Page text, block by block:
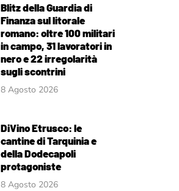
Blitz della Guardia di
Finanza sul litorale
romano: oltre 100 militari
in campo, 31 lavoratori in
nero e 22 irregolarità
sugli scontrini
8 Agosto 2026
DiVino Etrusco: le
cantine di Tarquinia e
della Dodecapoli
protagoniste
8 Agosto 2026